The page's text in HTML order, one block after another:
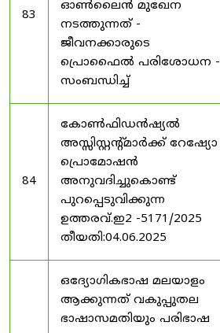
83
ഓൺലൈൻ മുഖേന
നടത്തുന്നത് -
ജീവനക്കാരുടെ
പ്രൊഫൈൽ പരിശോധന -
സംബന്ധിച്ച്
84
കോൺഫിഡൻഷ്യൽ
അസ്സിസ്റ്റന്റ്മാർക്ക് റേഷ്യോ
പ്രൊമോഷൻ
അനുവദിച്ചുകൊണ്ട്
പുറപ്പെടുവിക്കുന്ന
ഉത്തരവ്.ഇ2 -5171/2025
തീയതി:04.06.2025
ഒദ്യോഗികഭാഷ മലയാളം
ആക്കുന്നത് വകുപ്പുതല
ഭാഷാസമതിയും പരിഭാഷ